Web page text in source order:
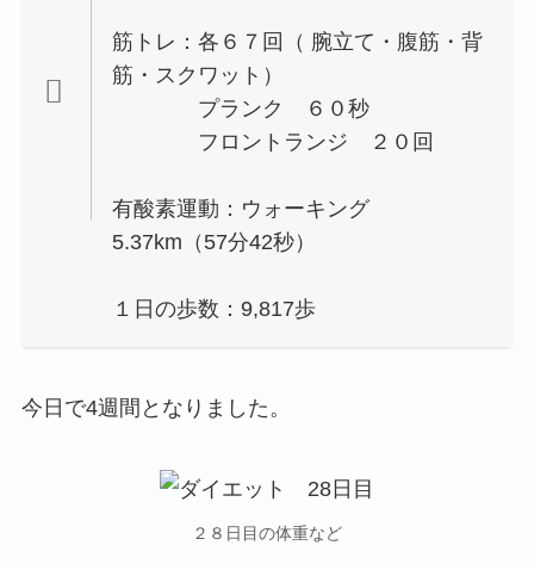
筋トレ：各６７回（ 腕立て・腹筋・背
筋・スクワット）
プランク ６０秒
フロントランジ ２０回
有酸素運動：ウォーキング
5.37km（57分42秒）
１日の歩数：9,817歩
今日で4週間となりました。
２８日目の体重など